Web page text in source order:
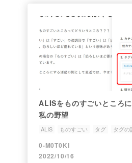
ALISをものすごいところ
私の野望
ALIS ものすごい タグ タグの
0-M0T0KI
2022/10/16